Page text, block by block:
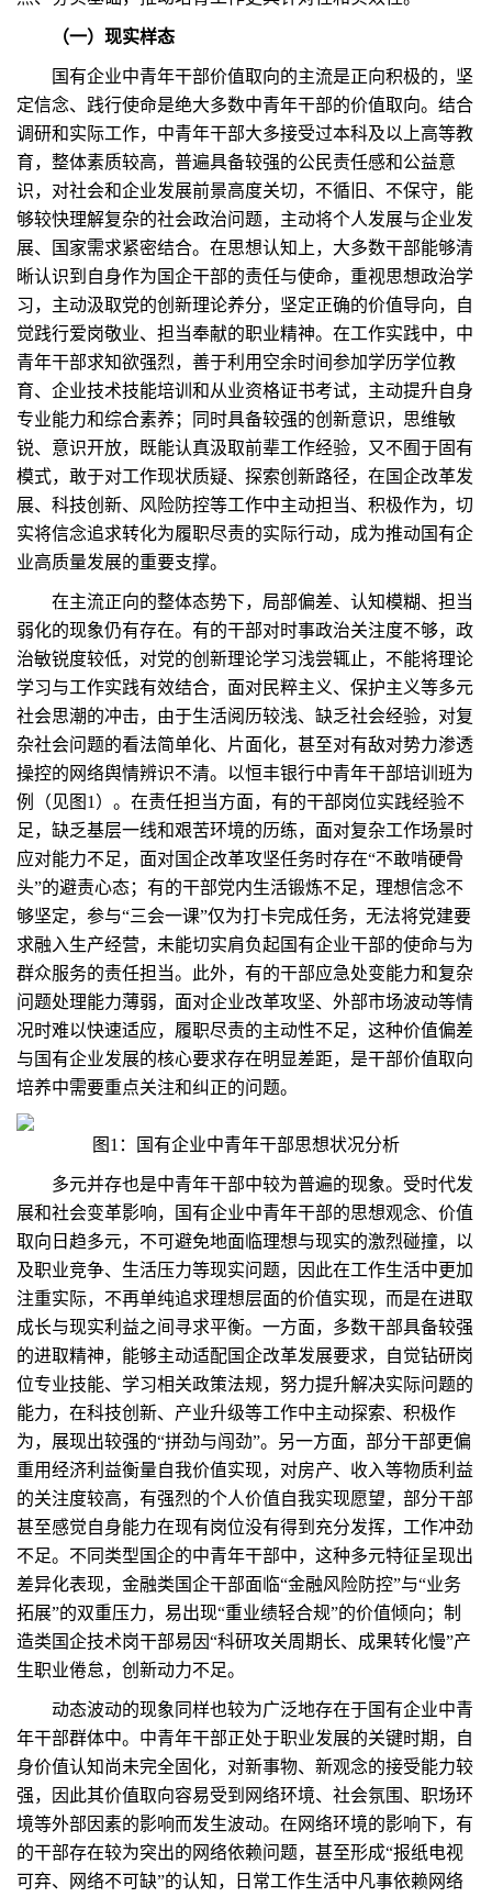
（一）现实样态
国有企业中青年干部价值取向的主流是正向积极的，坚
定信念、践行使命是绝大多数中青年干部的价值取向。结合
调研和实际工作，中青年干部大多接受过本科及以上高等教
育，整体素质较高，普遍具备较强的公民责任感和公益意
识，对社会和企业发展前景高度关切，不循旧、不保守，能
够较快理解复杂的社会政治问题，主动将个人发展与企业发
展、国家需求紧密结合。在思想认知上，大多数干部能够清
晰认识到自身作为国企干部的责任与使命，重视思想政治学
习，主动汲取党的创新理论养分，坚定正确的价值导向，自
觉践行爱岗敬业、担当奉献的职业精神。在工作实践中，中
青年干部求知欲强烈，善于利用空余时间参加学历学位教
育、企业技术技能培训和从业资格证书考试，主动提升自身
专业能力和综合素养；同时具备较强的创新意识，思维敏
锐、意识开放，既能认真汲取前辈工作经验，又不囿于固有
模式，敢于对工作现状质疑、探索创新路径，在国企改革发
展、科技创新、风险防控等工作中主动担当、积极作为，切
实将信念追求转化为履职尽责的实际行动，成为推动国有企
业高质量发展的重要支撑。
在主流正向的整体态势下，局部偏差、认知模糊、担当
弱化的现象仍有存在。有的干部对时事政治关注度不够，政
治敏锐度较低，对党的创新理论学习浅尝辄止，不能将理论
学习与工作实践有效结合，面对民粹主义、保护主义等多元
社会思潮的冲击，由于生活阅历较浅、缺乏社会经验，对复
杂社会问题的看法简单化、片面化，甚至对有敌对势力渗透
操控的网络舆情辨识不清。以恒丰银行中青年干部培训班为
例（见图1）。在责任担当方面，有的干部岗位实践经验不
足，缺乏基层一线和艰苦环境的历练，面对复杂工作场景时
应对能力不足，面对国企改革攻坚任务时存在“不敢啃硬骨
头”的避责心态；有的干部党内生活锻炼不足，理想信念不
够坚定，参与“三会一课”仅为打卡完成任务，无法将党建要
求融入生产经营，未能切实肩负起国有企业干部的使命与为
群众服务的责任担当。此外，有的干部应急处变能力和复杂
问题处理能力薄弱，面对企业改革攻坚、外部市场波动等情
况时难以快速适应，履职尽责的主动性不足，这种价值偏差
与国有企业发展的核心要求存在明显差距，是干部价值取向
培养中需要重点关注和纠正的问题。
图1：国有企业中青年干部思想状况分析
多元并存也是中青年干部中较为普遍的现象。受时代发
展和社会变革影响，国有企业中青年干部的思想观念、价值
取向日趋多元，不可避免地面临理想与现实的激烈碰撞，以
及职业竞争、生活压力等现实问题，因此在工作生活中更加
注重实际，不再单纯追求理想层面的价值实现，而是在进取
成长与现实利益之间寻求平衡。一方面，多数干部具备较强
的进取精神，能够主动适配国企改革发展要求，自觉钻研岗
位专业技能、学习相关政策法规，努力提升解决实际问题的
能力，在科技创新、产业升级等工作中主动探索、积极作
为，展现出较强的“拼劲与闯劲”。另一方面，部分干部更偏
重用经济利益衡量自我价值实现，对房产、收入等物质利益
的关注度较高，有强烈的个人价值自我实现愿望，部分干部
甚至感觉自身能力在现有岗位没有得到充分发挥，工作冲劲
不足。不同类型国企的中青年干部中，这种多元特征呈现出
差异化表现，金融类国企干部面临“金融风险防控”与“业务
拓展”的双重压力，易出现“重业绩轻合规”的价值倾向；制
造类国企技术岗干部易因“科研攻关周期长、成果转化慢”产
生职业倦怠，创新动力不足。
动态波动的现象同样也较为广泛地存在于国有企业中青
年干部群体中。中青年干部正处于职业发展的关键时期，自
身价值认知尚未完全固化，对新事物、新观念的接受能力较
强，因此其价值取向容易受到网络环境、社会氛围、职场环
境等外部因素的影响而发生波动。在网络环境的影响下，有
的干部存在较为突出的网络依赖问题，甚至形成“报纸电视
可弃、网络不可缺”的认知，日常工作生活中凡事依赖网络